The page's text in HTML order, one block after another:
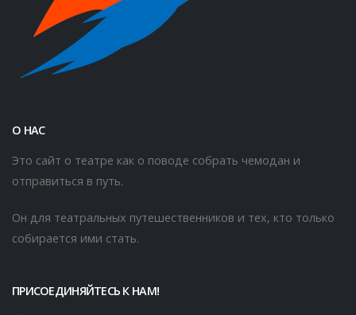
О НАС
Это сайт о театре как о поводе собрать чемодан и
отправиться в путь.
Он для театральных путешественников и тех, кто только
собирается ими стать.
ПРИСОЕДИНЯЙТЕСЬ К НАМ!